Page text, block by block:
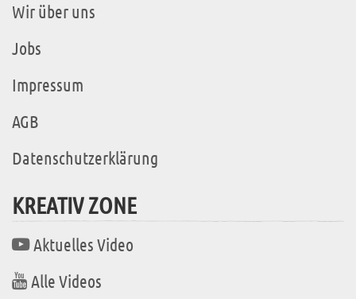
Wir über uns
Jobs
Impressum
AGB
Datenschutzerklärung
KREATIV ZONE
Aktuelles Video
Alle Videos